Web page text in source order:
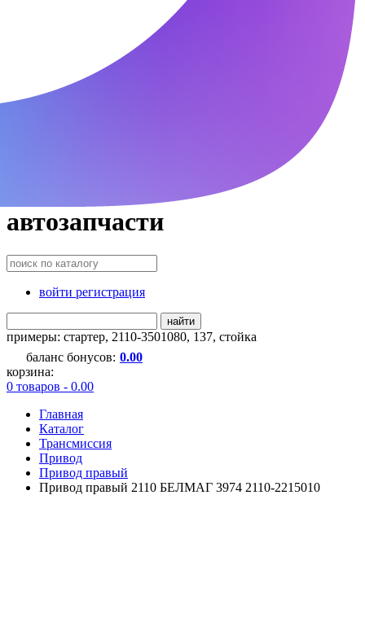
автозапчасти
войти регистрация
найти
примеры: стартер, 2110-3501080, 137, стойка
баланс бонусов: 0.00
корзина:
0 товаров - 0.00
Главная
Каталог
Трансмиссия
Привод
Привод правый
Привод правый 2110 БЕЛМАГ 3974 2110-2215010